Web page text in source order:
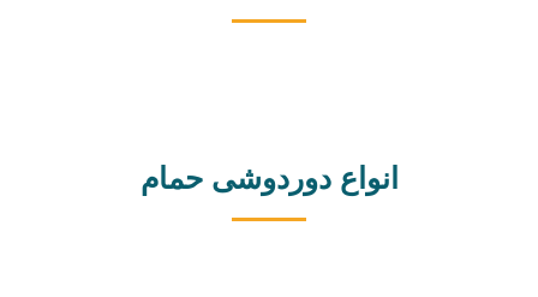
انواع دوردوشی حمام